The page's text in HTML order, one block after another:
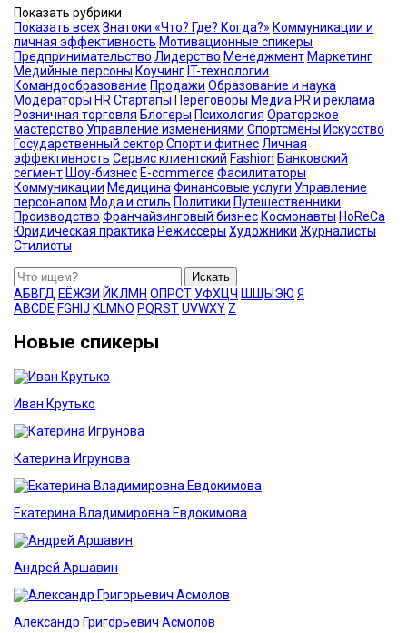
Показать рубрики
Показать всехЗнатоки «Что? Где? Когда?» Коммуникации и
личная эффективность Мотивационные спикеры
Предпринимательство Лидерство Менеджмент Маркетинг
Медийные персоны Коучинг IT-технологии
Командообразование Продажи Образование и наука
Модераторы HR Стартапы Переговоры Медиа PR и реклама
Розничная торговля Блогеры Психология Ораторское
мастерство Управление изменениями Спортсмены Искусство
Государственный сектор Спорт и фитнес Личная
эффективность Сервис клиентский Fashion Банковский
сегмент Шоу-бизнес E-commerce Фасилитаторы
Коммуникации Медицина Финансовые услуги Управление
персоналом Мода и стиль Политики Путешественники
Производство Франчайзинговый бизнес Космонавты HoReCa
Юридическая практика Режиссеры Художники Журналисты
Стилисты
Искать
АБВГД ЕЁЖЗИ Й КЛ М Н ОП РСТ УФХЦЧ Ш ЩЫ ЭЮ Я
ABCDE FGH J KLM NO PQRSTUVWXY Z
Новые спикеры
Иван Крутько
Катерина Игрунова
Екатерина Владимировна Евдокимова
Андрей Аршавин
Александр Григорьевич Асмолов